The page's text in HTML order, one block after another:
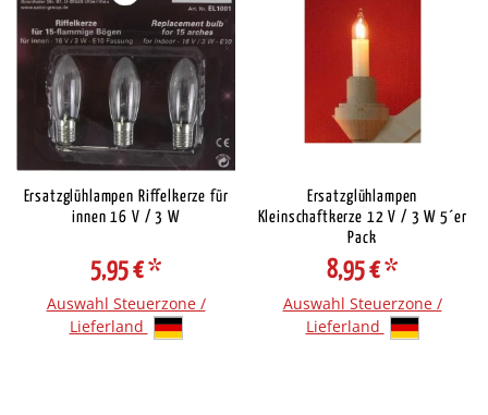
Ersatzglühlampen Riffelkerze für
innen 16 V / 3 W
5,95 €*
Auswahl Steuerzone /
Lieferland
Ersatzglühlampen
Kleinschaftkerze 12 V / 3 W 5´er
Pack
8,95 €*
Auswahl Steuerzone /
Lieferland